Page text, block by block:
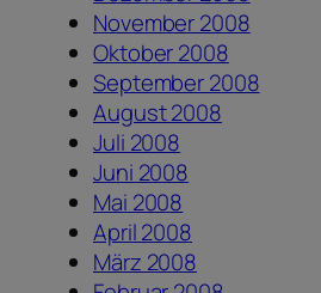
November 2008
Oktober 2008
September 2008
August 2008
Juli 2008
Juni 2008
Mai 2008
April 2008
März 2008